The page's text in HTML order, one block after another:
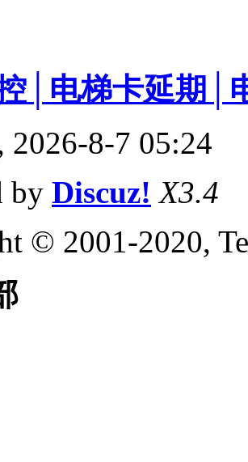
│电梯卡延期│
2026-8-7 05:24
by Discuz! X3.4
© 2001-2020,